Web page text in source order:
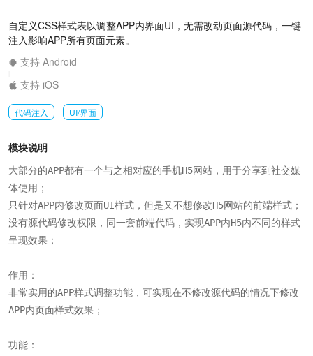
自定义CSS样式表以调整APP内界面UI，无需改动页面源代码，一键
注入影响APP所有页面元素。
支持 Android
支持 iOS
代码注入 UI/界面
模块说明
大部分的APP都有一个与之相对应的手机H5网站，用于分享到社交媒
体使用；
只针对APP内修改页面UI样式，但是又不想修改H5网站的前端样式；
没有源代码修改权限，同一套前端代码，实现APP内H5内不同的样式
呈现效果；
作用：
非常实用的APP样式调整功能，可实现在不修改源代码的情况下修改
APP内页面样式效果；
功能：